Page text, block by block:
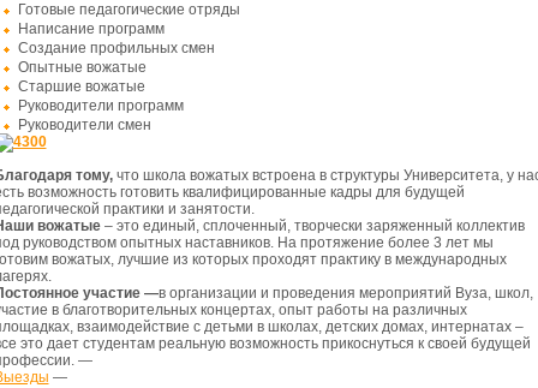
Готовые педагогические отряды
Написание программ
Создание профильных смен
Опытные вожатые
Старшие вожатые
Руководители программ
Руководители смен
тому,что школа вожатых встроена в структуры Университета, у
возможность готовить квалифицированные кадры для будущей
практики и занятости.
вожатые– это единый, сплоченный, творчески заряженный коллектив
руководством опытных наставников. На протяжение более 3 лет мы
вожатых, лучшие из которых проходят практику в международных
участие —в организации и проведения мероприятий Вуза, школ,
в благотворительных концертах, опыт работы на различных
взаимодействие с детьми в школах, детских домах, интернатах –
это дает студентам реальную возможность прикоснуться к своей будущей
—
—